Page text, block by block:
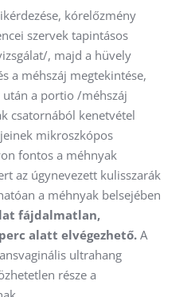
kórelőzmény
szervek tapintásos
, majd a hüvely
a méhszáj megtekintése,
a portio /méhszáj
csatornából kenetvétel
mikroszkópos
fontos a méhnyak
az úgynevezett kulisszarák
a méhnyak belsejében
fájdalmatlan,
alatt elvégezhető.A
ultrahang
része a